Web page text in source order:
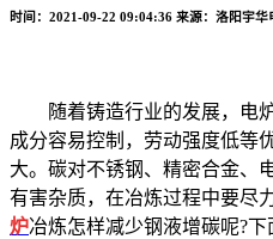
时间：2021-09-22 09:04:36 来源：洛阳宇华
随着铸造行业的发展，电
成分容易控制，劳动强度低等
大。 碳对不锈钢、精密合金、
有害杂质，在冶炼过程中要尽
炉冶炼怎样减少钢液增碳呢?